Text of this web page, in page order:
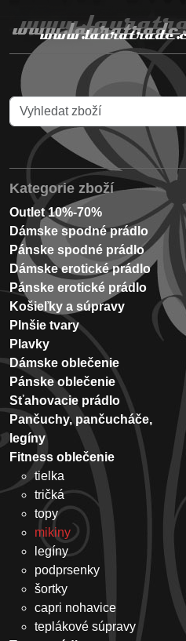
Kategorie zboží
Outlet 10%-70%
Dámske spodné prádlo
Pánske spodné prádlo
Dámske erotické prádlo
Pánske erotické prádlo
Košieľky a súpravy
Plnšie tvary
Plavky
Dámske oblečenie
Pánske oblečenie
Sťahovacie prádlo
Pančuchy, pančucháče,
legíny
Fitness oblečenie
tielka
tričká
topy
mikiny
legíny
podprsenky
šortky
capri nohavice
teplákové súpravy